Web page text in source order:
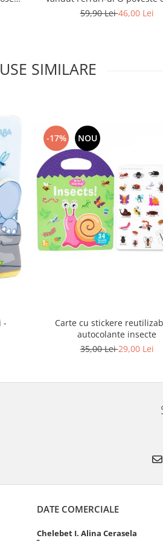
realizarea visurilor si
59,90 Lei46,00 Lei
SIMILARE
-
-17% NOU
Carte cu stickere
autocolante insecte
35,00 Lei29,00 Lei
DATE COMERCIALE
Chelebet I. Alina Cerasela